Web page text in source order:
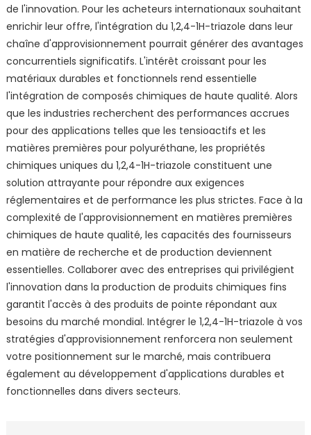
de l'innovation. Pour les acheteurs internationaux souhaitant
enrichir leur offre, l'intégration du 1,2,4-1H-triazole dans leur
chaîne d'approvisionnement pourrait générer des avantages
concurrentiels significatifs. L'intérêt croissant pour les
matériaux durables et fonctionnels rend essentielle
l'intégration de composés chimiques de haute qualité. Alors
que les industries recherchent des performances accrues
pour des applications telles que les tensioactifs et les
matières premières pour polyuréthane, les propriétés
chimiques uniques du 1,2,4-1H-triazole constituent une
solution attrayante pour répondre aux exigences
réglementaires et de performance les plus strictes. Face à la
complexité de l'approvisionnement en matières premières
chimiques de haute qualité, les capacités des fournisseurs
en matière de recherche et de production deviennent
essentielles. Collaborer avec des entreprises qui privilégient
l'innovation dans la production de produits chimiques fins
garantit l'accès à des produits de pointe répondant aux
besoins du marché mondial. Intégrer le 1,2,4-1H-triazole à vos
stratégies d'approvisionnement renforcera non seulement
votre positionnement sur le marché, mais contribuera
également au développement d'applications durables et
fonctionnelles dans divers secteurs.